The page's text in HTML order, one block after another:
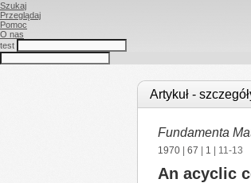
Szukaj
Przeglądaj
Pomoc
O nas
test
Artykuł -
Fundamenta
1970 67 1 | 11-13
An acyclic